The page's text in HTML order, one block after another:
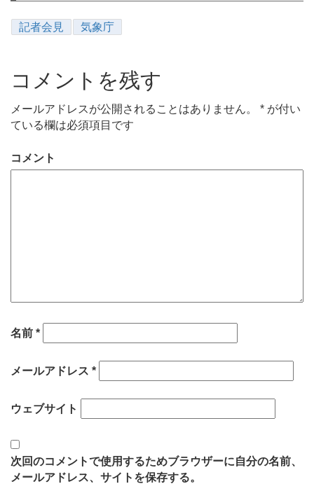
記者会見 気象庁
コメントを残す
メールアドレスが公開されることはありません。 * が付い
ている欄は必須項目です
コメント
名前 *
メールアドレス *
ウェブサイト
次回のコメントで使用するためブラウザーに自分の名前、
メールアドレス、サイトを保存する。